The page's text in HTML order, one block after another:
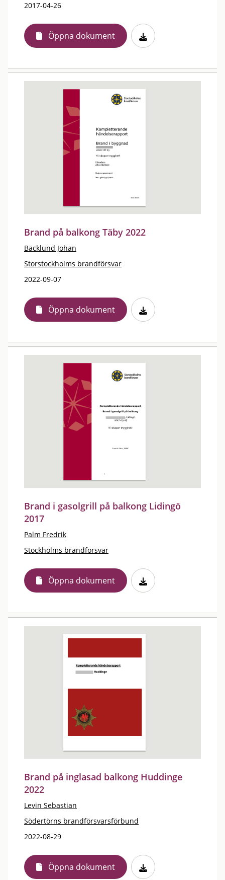
2017-04-26
Öppna dokument
Brand på balkong Täby 2022
Bäcklund Johan
Storstockholms brandförsvar
2022-09-07
Öppna dokument
Brand i gasolgrill på balkong Lidingö
2017
Palm Fredrik
Stockholms brandförsvar
Öppna dokument
Brand på inglasad balkong Huddinge
2022
Levin Sebastian
Södertörns brandförsvarsförbund
2022-08-29
Öppna dokument